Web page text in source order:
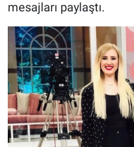
mesajları paylaştı.